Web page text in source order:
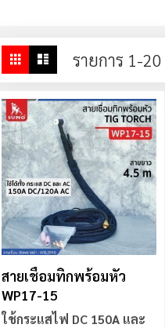
ใน
มุม
มอง
ตาราง รายการ
รายการ 1-20
สายเชื่อมทิกพร้อมหัว
WP17-15
ใช้กระแสไฟ DC 150A และ